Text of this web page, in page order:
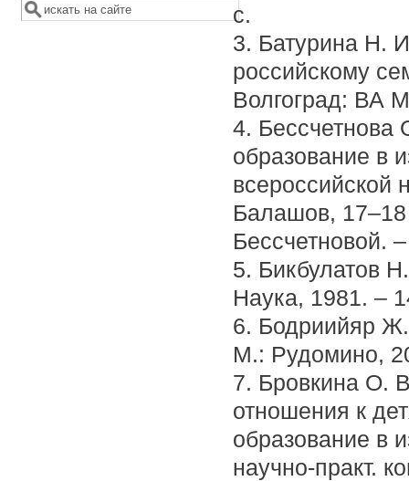
с.
3. Батурина Н.
российскому
Волгоград: ВА
4. Бессчетнова
образование в
всероссийской
Балашов,
Бессчетновой.
5. Бикбулатов
Наука, 1981. –
6. Бодриийяр
М.: Рудомино,
7. Бровкина О.
отношения к
образование в
научно-практ.